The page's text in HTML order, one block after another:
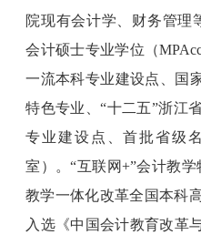
院现有会计学、财务管理
会计硕士专业学位（
一流本科专业建设点、国
特色专业、“十二五”浙江
专业建设点、首批省级
室）。“互联网+”会计教
教学一体化改革全国本科
入选《中国会计教育改革